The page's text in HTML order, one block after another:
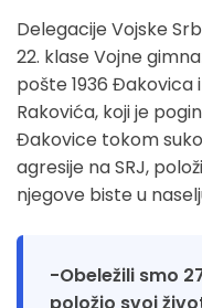
Delegacije Vojske
22. klase Vojne
pošte 1936
Rakovića, koji je
Đakovice tokom
agresije na SRJ,
njegove biste u
-Obeležili smo